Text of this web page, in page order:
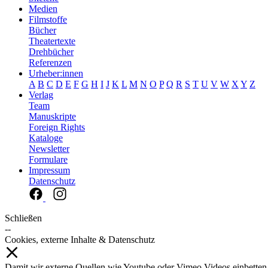
Medien
Filmstoffe
Bücher
Theatertexte
Drehbücher
Referenzen
Urheber:innen
A B C D E F G H I J K L M N O P Q R S T U V W X Y Z
Verlag
Team
Manuskripte
Foreign Rights
Kataloge
Newsletter
Formulare
Impressum
Datenschutz
Schließen
--
Cookies, externe Inhalte & Datenschutz